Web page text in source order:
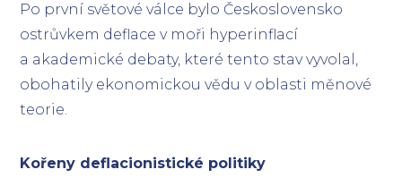
Po první světové válce bylo Československo
ostrůvkem deflace v moři hyperinflací
a akademické debaty, které tento stav vyvolal,
obohatily ekonomickou vědu v oblasti měnové
teorie.
Kořeny deflacionistické politiky